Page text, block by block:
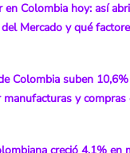
en Colombia hoy: así
Mercado y qué
Colombia suben
y compras